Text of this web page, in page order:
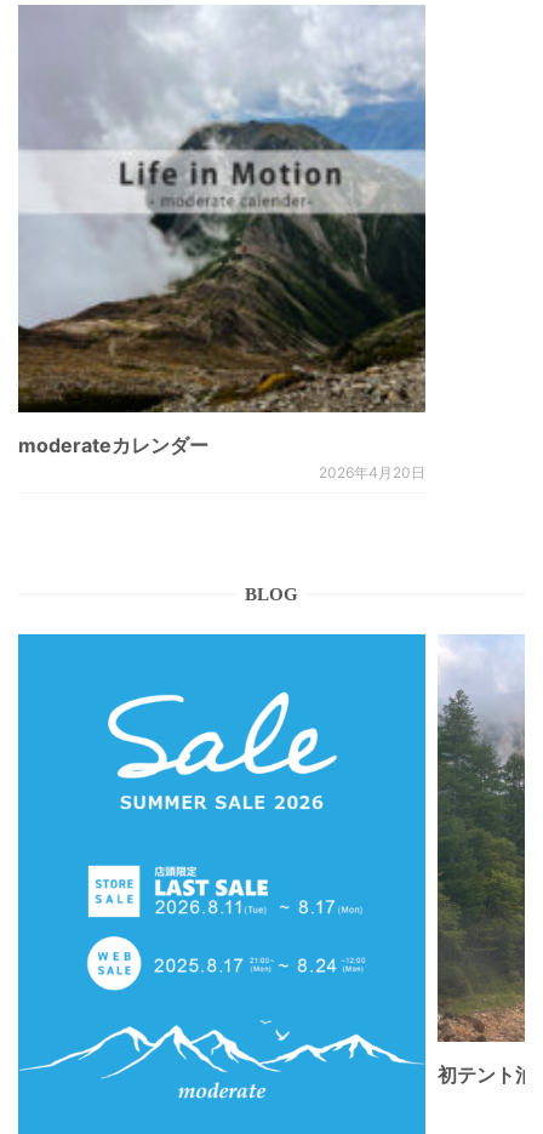
moderateカレンダー
2026年4月20日
BLOG
初テント